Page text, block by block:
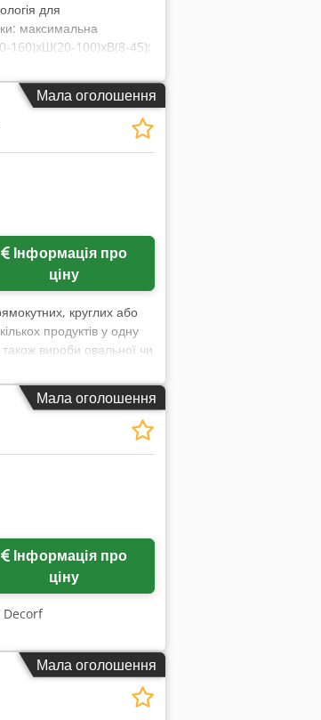
для
максимальна
160)xШ(20-100)xВ(8-45);
вага (нетто/брутто)
у комплекті, а також
звичайні ціни на вживану.
одразу доступно 30-50
строки постачання
Nkxkofx Ahcof
Мала оголошення
Запросити більше
ціну
круглих або
продуктів у одну
вироби овальної чи
обгортання
OMRON,
та струменевий
навантаження: 30
220 мм; живлення: 220V,
подаючого
1000 кг.
на нові машини
пакуванні для
замовлення ми
надається повна
Мала оголошення
ціну
Decorf
Мала оголошення